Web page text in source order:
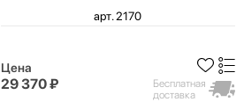
арт. 2170
Цена
29 370 ₽
Бесплатная
доставка